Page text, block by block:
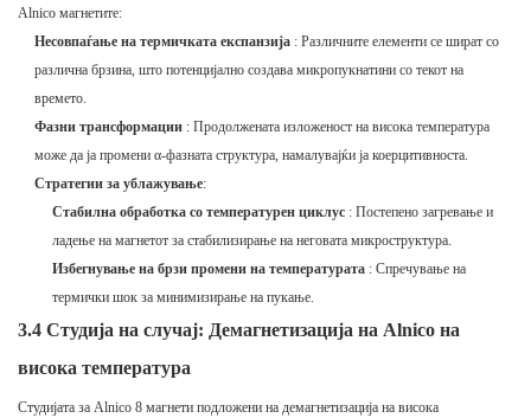
Alnico магнетите:
Несовпаѓање на термичката експанзија : Различните елементи се шират со
различна брзина, што потенцијално создава микропукнатини со текот на
времето.
Фазни трансформации : Продолжената изложеност на висока температура
може да ја промени α-фазната структура, намалувајќи ја коерцитивноста.
Стратегии за ублажување:
Стабилна обработка со температурен циклус: Постепено загревање и
ладење на магнетот за стабилизирање на неговата микроструктура.
Избегнување на брзи промени на температурата: Спречување на
термички шок за минимизирање на пукање.
3.4 Студија на случај: Демагнетизација на Alnico на
висока температура
Студијата за Alnico 8 магнети подложени на демагнетизација на висока